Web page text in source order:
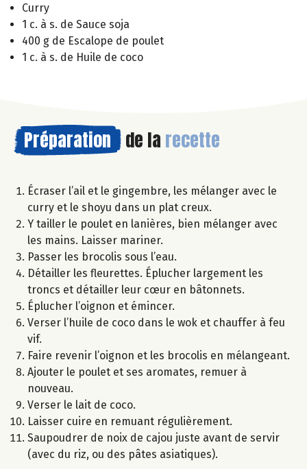
Curry
1 c. à s. de Sauce soja
400 g de Escalope de poulet
1 c. à s. de Huile de coco
Préparation de la recette
Écraser l’ail et le gingembre, les mélanger avec le
curry et le shoyu dans un plat creux.
Y tailler le poulet en lanières, bien mélanger avec
les mains. Laisser mariner.
Passer les brocolis sous l’eau.
Détailler les fleurettes. Éplucher largement les
troncs et détailler leur cœur en bâtonnets.
Éplucher l’oignon et émincer.
Verser l’huile de coco dans le wok et chauffer à feu
vif.
Faire revenir l’oignon et les brocolis en mélangeant.
Ajouter le poulet et ses aromates, remuer à
nouveau.
Verser le lait de coco.
Laisser cuire en remuant régulièrement.
Saupoudrer de noix de cajou juste avant de servir
(avec du riz, ou des pâtes asiatiques).